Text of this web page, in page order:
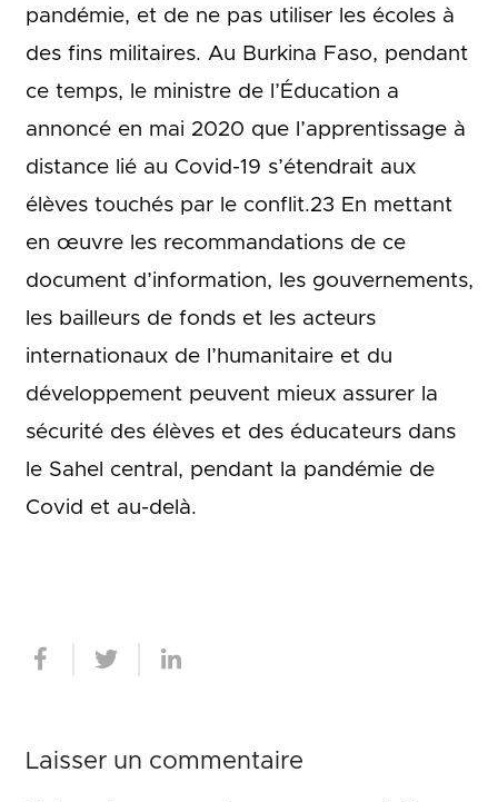
pandémie, et de ne pas utiliser les écoles à
des fins militaires. Au Burkina Faso, pendant
ce temps, le ministre de l’Éducation a
annoncé en mai 2020 que l’apprentissage à
distance lié au Covid-19 s’étendrait aux
élèves touchés par le conflit.23 En mettant
en œuvre les recommandations de ce
document d’information, les gouvernements,
les bailleurs de fonds et les acteurs
internationaux de l’humanitaire et du
développement peuvent mieux assurer la
sécurité des élèves et des éducateurs dans
le Sahel central, pendant la pandémie de
Covid et au-delà.
Laisser un commentaire